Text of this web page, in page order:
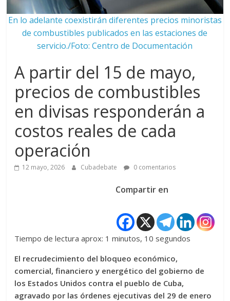
En lo adelante coexistirán diferentes precios minoristas
de combustibles publicados en las estaciones de
servicio./Foto: Centro de Documentación
A partir del 15 de mayo,
precios de combustibles
en divisas responderán a
costos reales de cada
operación
12 mayo, 2026 Cubadebate 0 comentarios
Compartir en
Tiempo de lectura aprox: 1 minutos, 10 segundos
El recrudecimiento del bloqueo económico,
comercial, financiero y energético del gobierno de
los Estados Unidos contra el pueblo de Cuba,
agravado por las órdenes ejecutivas del 29 de enero